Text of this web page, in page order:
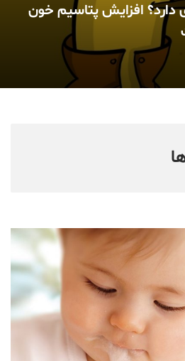
دارد؟ افزایش پتاسیم خون